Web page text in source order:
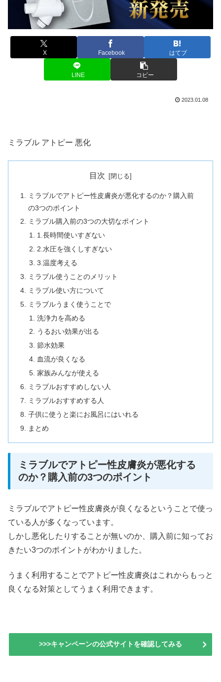
X Facebook はてブ
LINE コピー
2023.01.08
ミラブル アトピー 悪化
目次
ミラブルでアトピー性皮膚炎が悪化するのか？購入前
の3つのポイント
ミラブル購入前の3つの大切なポイント
1.長時間使いすぎない
2.水圧を強くしすぎない
3.温度考える
ミラブル使うことのメリット
ミラブル使い方について
ミラブルうまく使うことで
洗浄力を高める
うるおい効果が出る
節水効果
血流が良くなる
家族みんなが使える
ミラブルおすすめしない人
ミラブルおすすめする人
子供に使うと楽にお風呂にはいれる
まとめ
ミラブルでアトピー性皮膚炎が悪化する
のか？購入前の3つのポイント
ミラブルでアトピー性皮膚炎が良くなるということで使っ
ている人が多くなっています。
しかし悪化したりすることが無いのか、購入前に知ってお
きたい3つのポイントがわかりました。
うまく利用することでアトピー性皮膚炎はこれからもっと
良くなる対策としてうまく利用できます。
>>>キャンペーンの公式サイトを確認してみる